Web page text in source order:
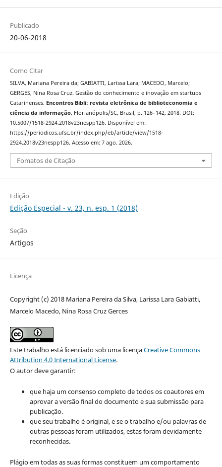
Publicado
20-06-2018
Como Citar
SILVA, Mariana Pereira da; GABIATTI, Larissa Lara; MACEDO, Marcelo;
GERGES, Nina Rosa Cruz. Gestão do conhecimento e inovação em startups
Catarinenses. Encontros Bibli: revista eletrônica de biblioteconomia e
ciência da informação, Florianópolis/SC, Brasil, p. 126–142, 2018. DOI:
10.5007/1518-2924.2018v23nespp126. Disponível em:
https://periodicos.ufsc.br/index.php/eb/article/view/1518-
2924.2018v23nespp126. Acesso em: 7 ago. 2026.
Fomatos de Citação
Edição
Edição Especial - v. 23, n. esp. 1 (2018)
Seção
Artigos
Licença
Copyright (c) 2018 Mariana Pereira da Silva, Larissa Lara Gabiatti,
Marcelo Macedo, Nina Rosa Cruz Gerces
Este trabalho está licenciado sob uma licençaCreative Commons
Attribution 4.0 International License.
O autor deve garantir:
que haja um consenso completo de todos os coautores em
aprovar a versão final do documento e sua submissão para
publicação.
que seu trabalho é original, e se o trabalho e/ou palavras de
outras pessoas foram utilizados, estas foram devidamente
reconhecidas.
Plágio em todas as suas formas constituem um comportamento